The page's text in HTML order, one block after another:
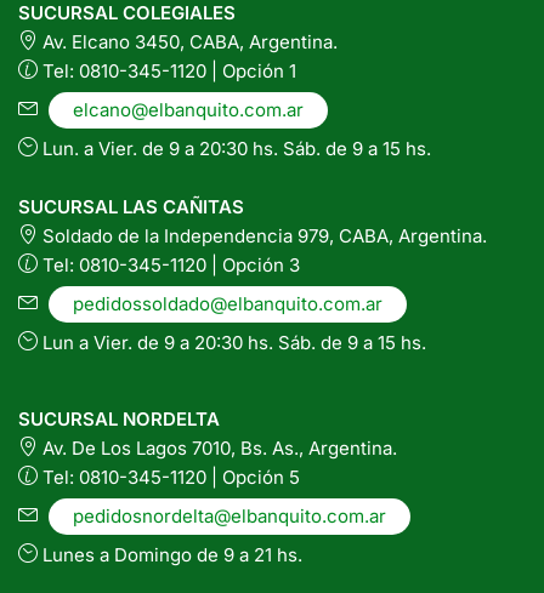
SUCURSAL COLEGIALES
Av. Elcano 3450, CABA, Argentina.
Tel: 0810-345-1120 | Opción 1
elcano@elbanquito.com.ar
Lun. a Vier. de 9 a 20:30 hs. Sáb. de 9 a 15 hs.
SUCURSAL LAS CAÑITAS
Soldado de la Independencia 979, CABA, Argentina.
Tel: 0810-345-1120 | Opción 3
pedidossoldado@elbanquito.com.ar
Lun a Vier. de 9 a 20:30 hs. Sáb. de 9 a 15 hs.
SUCURSAL NORDELTA
Av. De Los Lagos 7010, Bs. As., Argentina.
Tel: 0810-345-1120 | Opción 5
pedidosnordelta@elbanquito.com.ar
Lunes a Domingo de 9 a 21 hs.